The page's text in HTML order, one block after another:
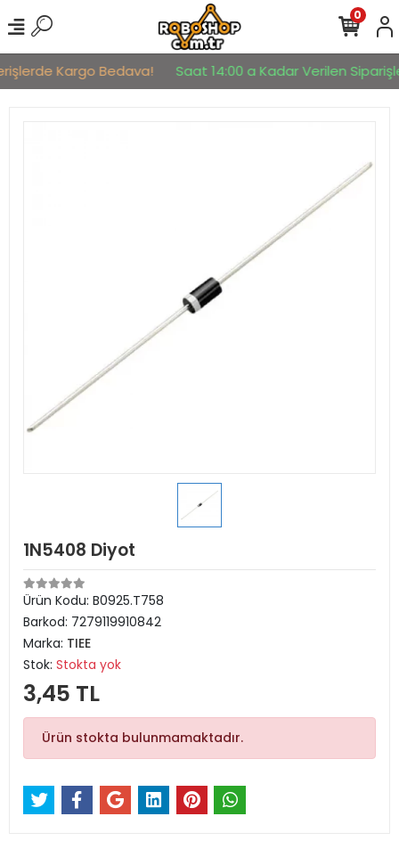
Kargo Bedava! Saat 14:00 a Kadar Verilen
0
1N5408 Diyot
Ürün Kodu: B0925.T758
Barkod: 7279119910842
Marka: TIEE
Stok: Stokta yok
3,45 TL
Ürün stokta bulunmamaktadır.